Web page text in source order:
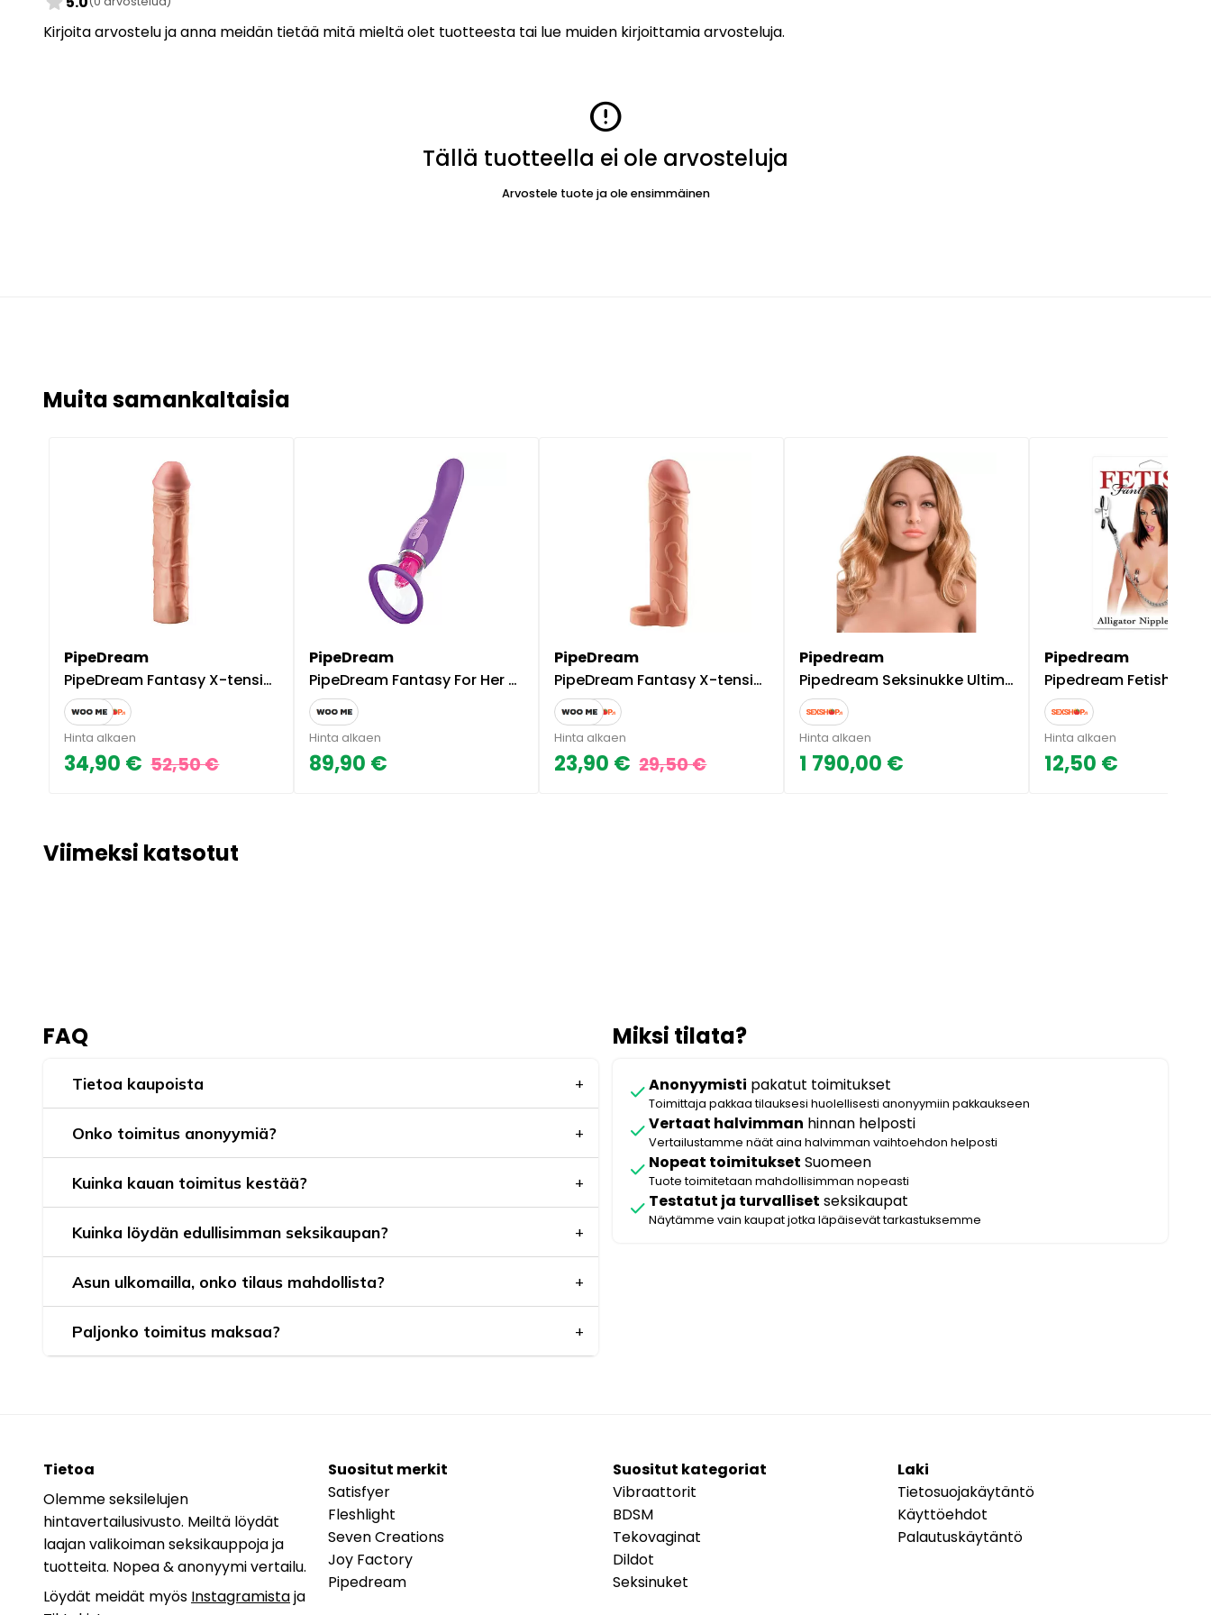
Kirjoita arvostelu ja anna meidän tietää mitä mieltä olet tuotteesta tai lue muiden kirjoittamia arvosteluja.
error
Tällä tuotteella ei ole arvosteluja
Arvostele tuote ja ole ensimmäinen
Muita samankaltaisia
PipeDream
PipeDream Fantasy X-tensions 3" penissukka
Hinta alkaen
34,90 € 52,50 €
PipeDream
PipeDream Fantasy For Her - Her Ultimate Pleasure
Hinta alkaen
89,90 €
PipeDream
PipeDream Fantasy X-tensions, penissukka kivesrenkaalla
Hinta alkaen
23,90 € 29,50 €
Pipedream
Pipedream Seksinukke Ultimate Fantasy Bianca
Hinta alkaen
1 790,00 €
Pipedream
Pipedream Fetish Fantasy Alligator
Hinta alkaen
12,50 €
Viimeksi katsotut
FAQ
Tietoa kaupoista
Onko toimitus anonyymiä?
Kuinka kauan toimitus kestää?
Kuinka löydän edullisimman seksikaupan?
Asun ulkomailla, onko tilaus mahdollista?
Paljonko toimitus maksaa?
Miksi tilata?
checkAnonyymisti pakatut toimitukset
Toimittaja pakkaa tilauksesi huolellisesti anonyymiin pakkaukseen
checkVertaat halvimman hinnan helposti
Vertailustamme näät aina halvimman vaihtoehdon helposti
check Nopeat toimitukset Suomeen
Tuote toimitetaan mahdollisimman nopeasti
check Testatut ja turvalliset seksikaupat
Näytämme vain kaupat jotka läpäisevät tarkastuksemme
Tietoa
Olemme seksilelujen
hintavertailusivusto. Meiltä löydät
laajan valikoiman seksikauppoja ja
tuotteita. Nopea & anonyymi vertailu.
Löydät meidät myös Instagramistaja
Suositut merkit
Satisfyer
Fleshlight
Seven Creations
Joy Factory
Pipedream
Suositut kategoriat
Vibraattorit
BDSM
Tekovaginat
Dildot
Seksinuket
Laki
Tietosuojakäytäntö
Käyttöehdot
Palautuskäytäntö